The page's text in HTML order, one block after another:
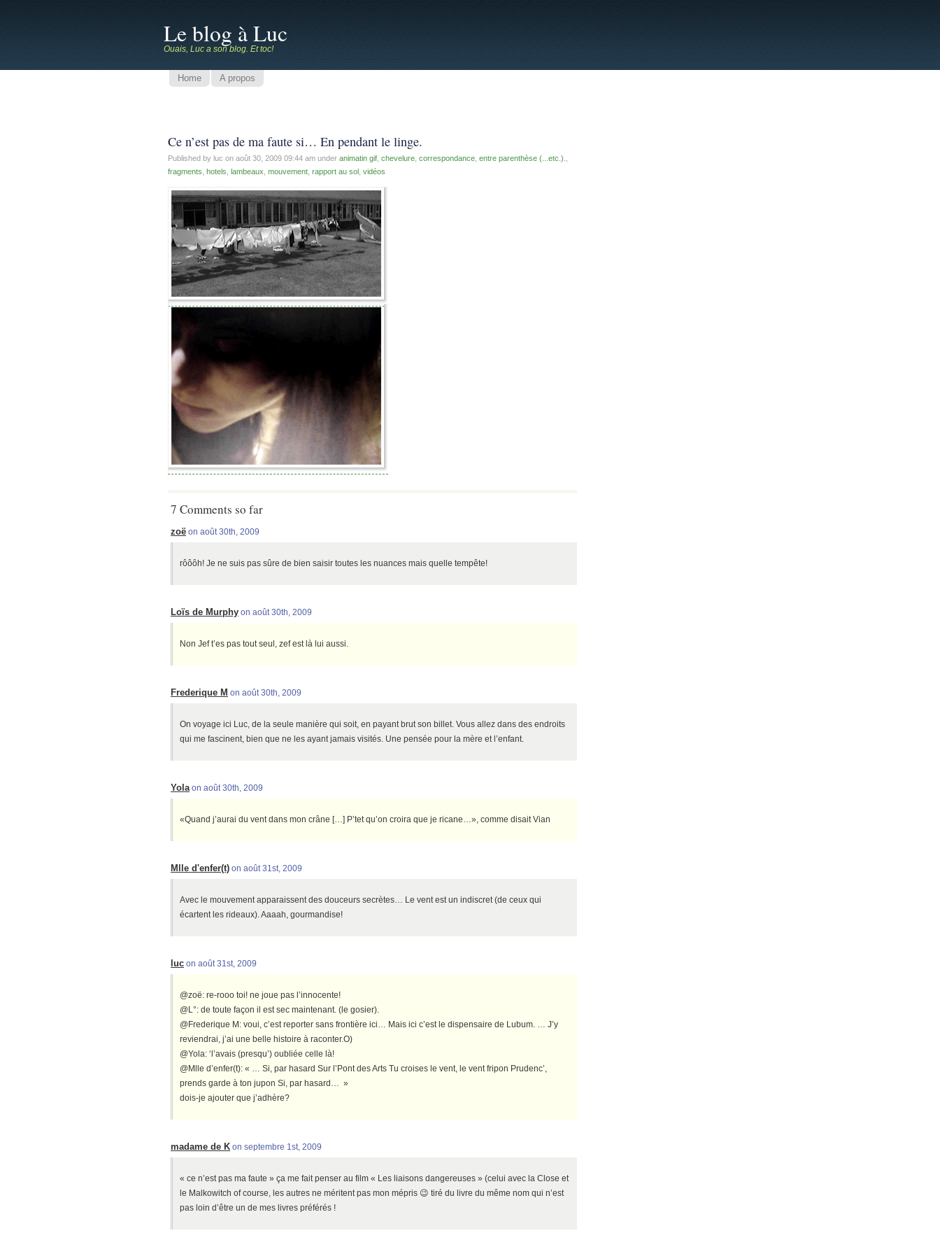
Le blog à Luc
Ouais, Luc a son blog. Et toc!
Home A propos
Ce n’est pas de ma faute si… En pendant le linge.
Published by luc on août 30, 2009 09:44 am under animatin gif chevelure correspondance entre parenthèse (...etc.).
fragments hotels lambeaux mouvement rapport au sol vidéos
7 Comments so far
zoë on août 30th, 2009
rôôôh! Je ne suis pas sûre de bien saisir toutes les nuances mais quelle tempête!
Loïs de Murphy on août 30th, 2009
Non Jef t’es pas tout seul, zef est là lui aussi.
Frederique M on août 30th, 2009
On voyage ici Luc, de la seule manière qui soit, en payant brut son billet. Vous allez dans des endroits
qui me fascinent, bien que ne les ayant jamais visités. Une pensée pour la mère et l’enfant.
Yolaon août 30th, 2009
«Quand j’aurai du vent dans mon crâne […] P’tet qu’on croira que je ricane…», comme disait Vian
Mlle d'enfer(t) on août 31st, 2009
Avec le mouvement apparaissent des douceurs secrètes… Le vent est un indiscret (de ceux qui
écartent les rideaux). Aaaah, gourmandise!
luc on août 31st, 2009
@zoë: re-rooo toi! ne joue pas l’innocente!
@L°: de toute façon il est sec maintenant. (le gosier).
@Frederique M: voui, c’est reporter sans frontière ici… Mais ici c’est le dispensaire de Lubum. … J’y
reviendrai, j’ai une belle histoire à raconter.O)
@Yola: ‘l’avais (presqu’) oubliée celle là!
@Mlle d’enfer(t): « … Si, par hasard Sur l’Pont des Arts Tu croises le vent, le vent fripon Prudenc’,
prends garde à ton jupon Si, par hasard… »
dois-je ajouter que j’adhère?
madame de K on septembre 1st, 2009
« ce n’est pas ma faute » ça me fait penser au film « Les liaisons dangereuses » (celui avec la Close et
le Malkowitch of course, les autres ne méritent pas mon mépris 😉 tiré du livre du même nom qui n’est
pas loin d’être un de mes livres préférés !